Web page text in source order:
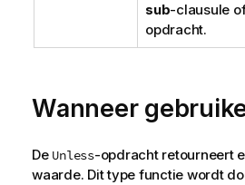
sub-clausule
opdracht.
Wanneer
De Unless-opdracht retourneert
waarde. Dit type functie wordt